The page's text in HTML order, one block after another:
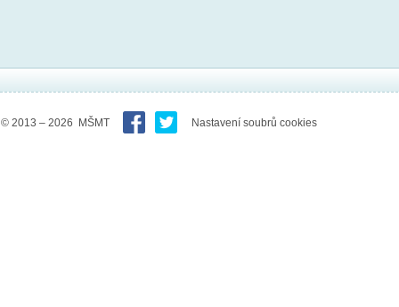
© 2013 – 2026 MŠMT Nastavení soubrů cookies